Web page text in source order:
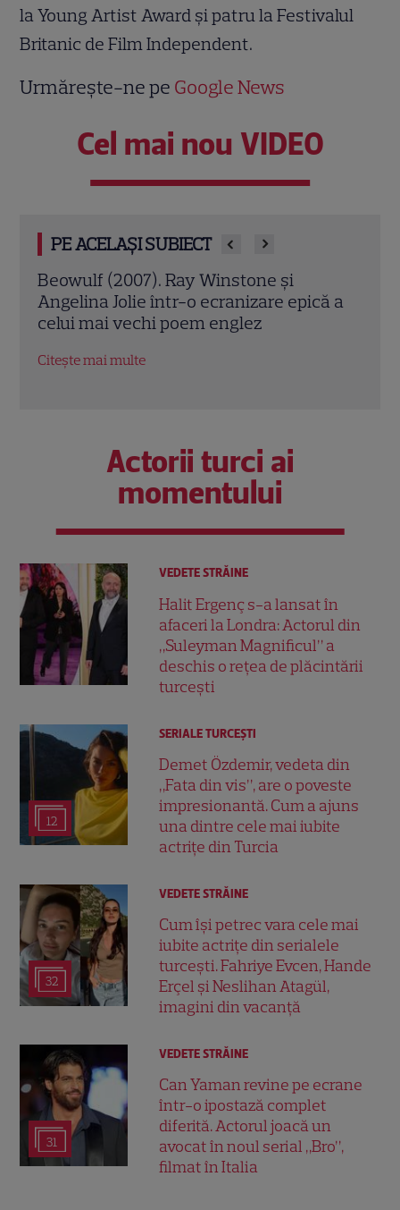
la Young Artist Award şi patru la Festivalul
Britanic de Film Independent.
Urmărește-ne pe Google News
Cel mai nou VIDEO
PE ACELAȘI SUBIECT
Jack Ryan: Agentul din umbră (2014).
Chris Pine și Kevin Costner, într-o cursă
contra cronometru pentru salvarea
Actorii turci ai
momentului
VEDETE STRĂINE
Halit Ergenç s-a lansat în
afaceri la Londra: Actorul din
„Suleyman Magnificul” a
deschis o rețea de plăcintării
turcești
12
SERIALE TURCEŞTI
Demet Özdemir, vedeta din
„Fata din vis”, are o poveste
impresionantă. Cum a ajuns
una dintre cele mai iubite
actrițe din Turcia
32
VEDETE STRĂINE
Cum își petrec vara cele mai
iubite actrițe din serialele
turcești. Fahriye Evcen, Hande
Erçel și Neslihan Atagül,
imagini din vacanță
31
VEDETE STRĂINE
Can Yaman revine pe ecrane
într-o ipostază complet
diferită. Actorul joacă un
avocat în noul serial „Bro”,
filmat în Italia